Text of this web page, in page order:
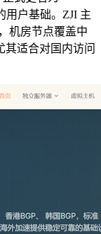
用户基础。ZJI 主
机房节点覆盖中
其适合对国内访问